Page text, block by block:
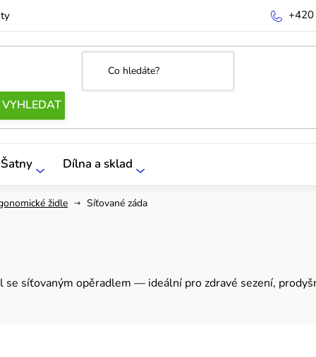
Šatny Dílna a sklad
židle Síťované záda
síťovaným opěradlem — ideální pro zdravé sezení,